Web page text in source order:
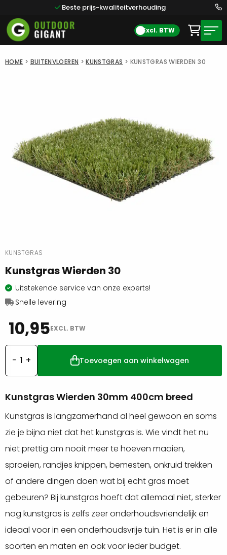
Beste prijs-kwaliteitverhouding
Excl. BTW
HOME > BUITENVLOEREN >KUNSTGRAS > KUNSTGRAS WIERDEN 30
KUNSTGRAS
Kunstgras Wierden 30
Uitstekende service van onze experts!
Snelle levering
10,95EXCL. BTW
Kunstgras
Wierden
aantal
Toevoegen aan winkelwagen
Kunstgras Wierden 30mm 400cm breed
Kunstgras is langzamerhand al heel gewoon en soms
zie je bijna niet dat het kunstgras is. Wie vindt het nu
niet prettig om nooit meer te hoeven maaien,
sproeien, randjes knippen, bemesten, onkruid trekken
of andere dingen doen wat bij echt gras moet
gebeuren? Bij kunstgras hoeft dat allemaal niet, sterker
nog kunstgras is zelfs zeer onderhoudsvriendelijk en
ideaal voor in een onderhoudsvrije tuin. Het is er in alle
soorten en maten en ook voor ieder budget.